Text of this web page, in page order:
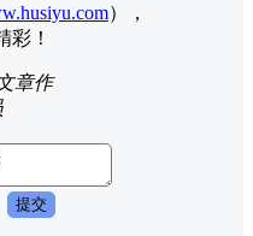
），
彩！
章作
提交